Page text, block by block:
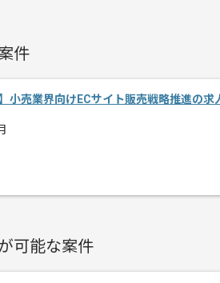
商談回数
ぜひ一度、ご商談で雰囲気等掴んでい
件
小売業界向けECサイト販売戦略推進の求
可能な案件